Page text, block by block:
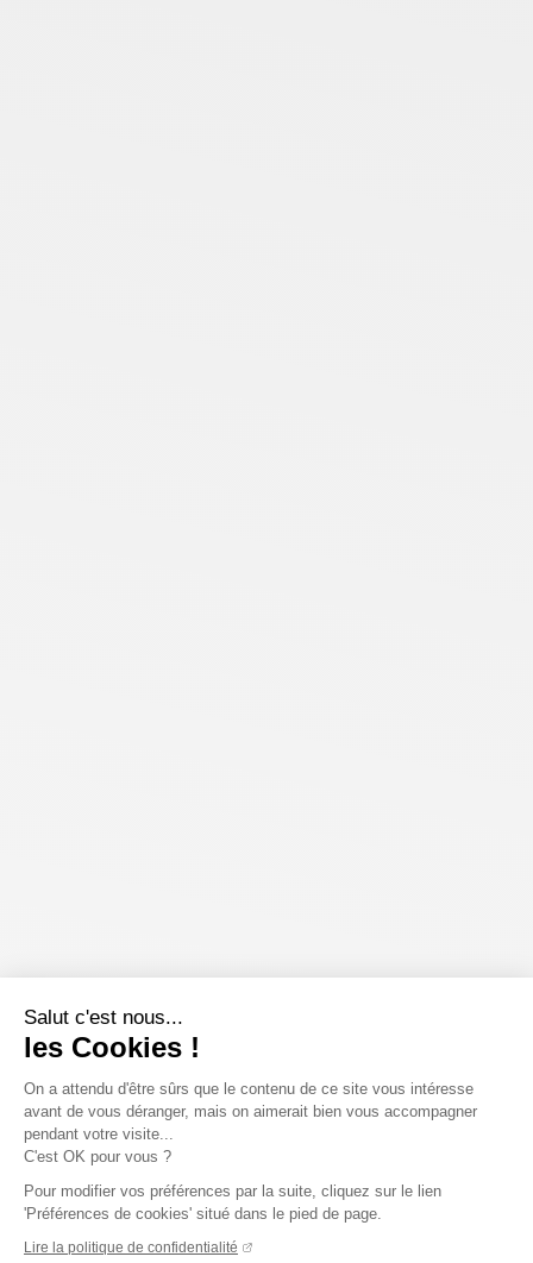
Salut c'est nous...
les Cookies !
On a attendu d'être sûrs que le contenu de ce site vous intéresse
avant de vous déranger, mais on aimerait bien vous accompagner
pendant votre visite...
C'est OK pour vous ?
Pour modifier vos préférences par la suite, cliquez sur le lien
'Préférences de cookies' situé dans le pied de page.
Lire la politique de confidentialité